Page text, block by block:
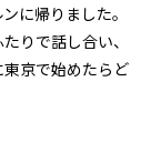
に帰りました。
りで話し合い、
京で始めたらど